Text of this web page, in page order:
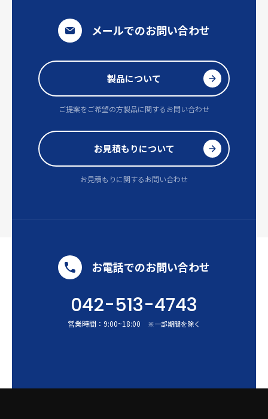
メールでのお問い合わせ
製品について
ご提案をご希望の方製品に関するお問い合わせ
お見積もりについて
お見積もりに関するお問い合わせ
お電話でのお問い合わせ
042-513-4743
営業時間： 9:00~18:00 ※一部期間を除く